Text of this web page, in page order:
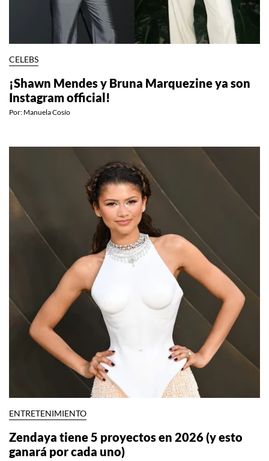
CELEBS
¡Shawn Mendes y Bruna Marquezine ya son
Instagram official!
Por: Manuela Cosío
ENTRETENIMIENTO
Zendaya tiene 5 proyectos en 2026 (y esto
ganará por cada uno)